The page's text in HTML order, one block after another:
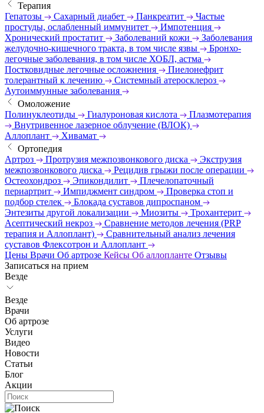
Терапия
Гепатозы
Сахарный диабет Панкреатит
Частые
простуды, ослабленный иммунитет
Импотенция
Хронический простатит
Заболеваний кожи
Заболевания
желудочно-кишечного тракта, в том числе язвы
Бронхо-
легочные заболевания, в том числе ХОБЛ, астма
Постковидные легочные осложнения
Пиелонефрит
толерантный к лечению
Системный атеросклероз
Аутоиммунные заболевания
Омоложение
Полинуклеотиды
Гиалуроновая кислота
Плазмотерапия
Внутривенное лазерное облучение (ВЛОК)
Аллоплант
Хивамат
Ортопедия
Артроз
Протрузия межпозвонкового диска
Экструзия
межпозвонкового диска
Рецидив грыжи после операции
Остеохондроз
Эпикондилит
Плечелопаточный
периартрит
Импиджмент синдром
Проверка стоп и
подбор стелек
Блокада суставов дипроспаном
Энтезиты другой локализации
Миозиты
Трохантерит
Асептический некроз
Сравнение методов лечения (PRP
терапия и Аллоплант)
Сравнительный анализ лечения
суставов Флексотрон и Аллоплант
Цены Врачи Об артрозе Кейсы Об аллопланте Отзывы
Записаться на прием
Везде
Везде
Врачи
Об артрозе
Услуги
Видео
Новости
Статьи
Блог
Акции